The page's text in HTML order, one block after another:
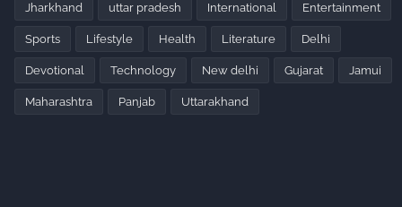
Jharkhand uttar pradesh International Entertainment
Sports Lifestyle Health Literature Delhi
Devotional Technology New delhi Gujarat Jamui
Maharashtra Panjab Uttarakhand